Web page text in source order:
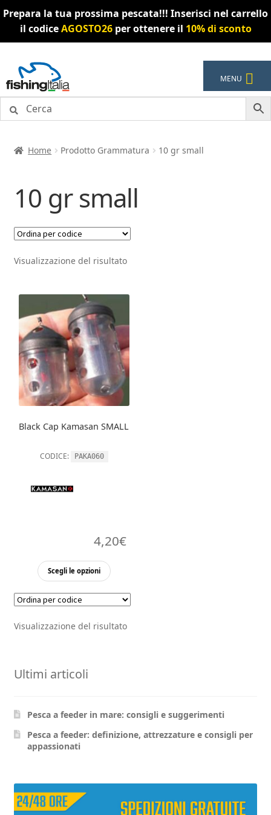
Prepara la tua prossima pescata!!! Inserisci nel carrello
il codiceAGOSTO26per ottenere il 10% di sconto
alla
navigazione
al
contenuto
MENU
Home Prodotto Grammatura 10 gr small
10 gr small
Visualizzazione del risultato
Black Cap Kamasan SMALL
CODICE: PAKA060
4,20€
Scegli le opzioni
Questo
ha
varianti.
nella
pagina
Visualizzazione del risultato
Ultimi articoli
Pesca a feeder in mare: consigli e suggerimenti
Pesca a feeder: definizione, attrezzature e consigli per
appassionati